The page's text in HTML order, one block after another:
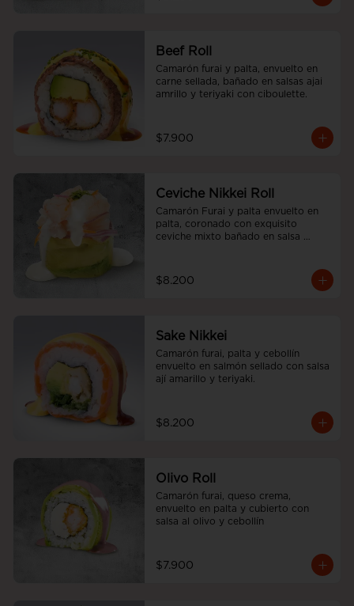
Beef Roll
Camarón furai y palta, envuelto en
carne sellada, bañado en salsas ajai
amrillo y teriyaki con ciboulette.
$7.900
Ceviche Nikkei Roll
Camarón Furai y palta envuelto en
palta, coronado con exquisito
ceviche mixto bañado en salsa
$8.200
Sake Nikkei
Camarón furai, palta y cebollín
envuelto en salmón sellado con salsa
ají amarillo y teriyaki.
$8.200
Olivo Roll
Camarón furai, queso crema,
envuelto en palta y cubierto con
salsa al olivo y cebollín
$7.900